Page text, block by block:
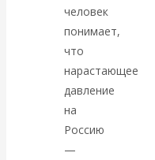
ДЕНЕГ»:
ВЕДЁТ
человек
понимает,
что
нарастающее
давление
на
Россию
—